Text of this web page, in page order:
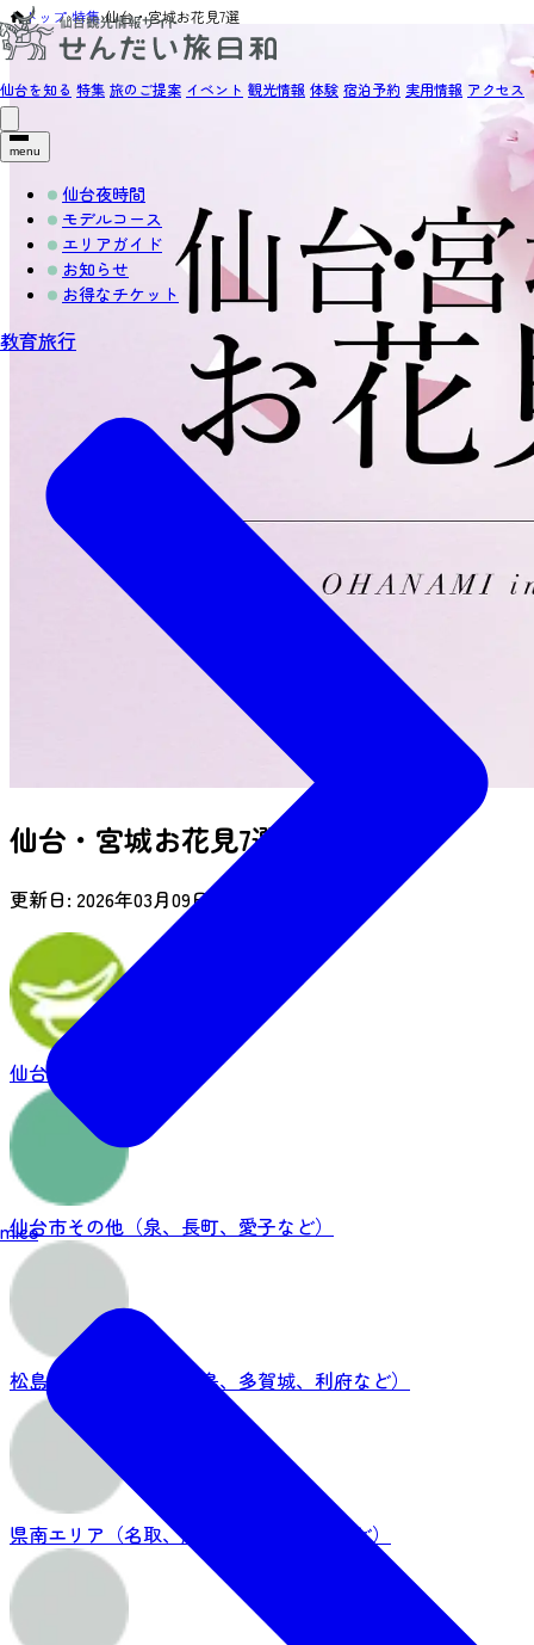
仙台を知る 特集 旅のご提案 イベント 観光情報 体験 宿泊予約 実用情報 アクセス
menu
仙台夜時間
モデルコース
エリアガイド
お知らせ
お得なチケット
教育旅行
mice
トップ›特集›仙台・宮城お花見7選
仙台・宮城お花見7選
更新日: 2026年03月09日(月)
仙台市中心部
仙台市その他（泉、長町、愛子など）
松島エリア（塩釜、松島、多賀城、利府など）
県南エリア（名取、蔵王、白石、亘理など）